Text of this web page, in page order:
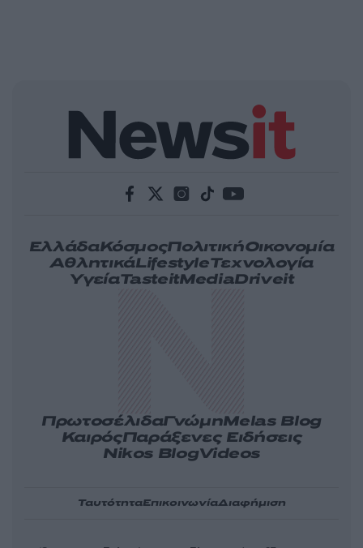
ΕλλάδαΚόσμοςΠολιτικήΟικονομία
ΑθλητικάLifestyleΤεχνολογία
ΥγείαTasteitMediaDriveit
ΠρωτοσέλιδαΓνώμηMelas Blog
ΚαιρόςΠαράξενες Ειδήσεις
Nikos BlogVideos
ΤαυτότηταΕπικοινωνίαΔιαφήμιση